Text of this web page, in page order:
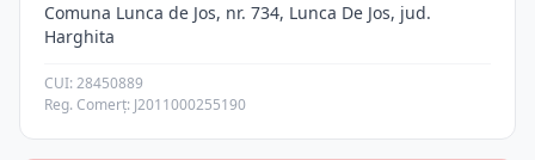
Comuna Lunca de Jos, nr. 734, Lunca De Jos, jud.
Harghita
CUI: 28450889
Reg. Comerț: J2011000255190